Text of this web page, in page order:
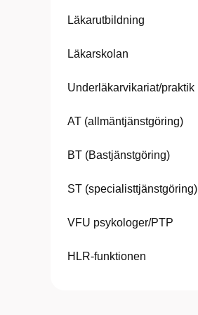
Läkarutbildning
Läkarskolan
Underläkarvikariat/praktik
AT (allmäntjänstgöring)
BT (Bastjänstgöring)
ST (specialisttjänstgöring)
VFU psykologer/PTP
HLR-funktionen